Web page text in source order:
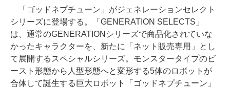
「ゴッドネプチューン」がジェネレーションセレクト
シリーズに登場する。「GENERATION SELECTS」
は、通常のGENERATIONシリーズで商品化されていな
かったキャラクターを、新たに「ネット販売専用」とし
て展開するスペシャルシリーズ。モンスタータイプのビ
ースト形態から人型形態へと変形する5体のロボットが
合体して誕生する巨大ロボット「ゴッドネプチューン」